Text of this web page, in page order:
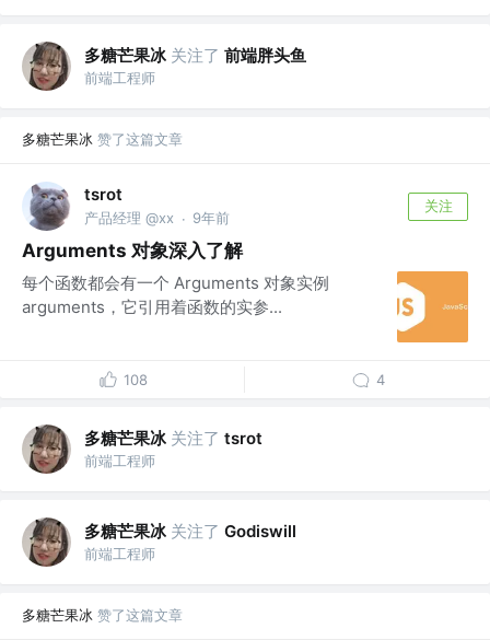
多糖芒果冰 关注了 前端胖头鱼
前端工程师
多糖芒果冰 赞了这篇文章
tsrot
产品经理 @xx · 9年前
关注
Arguments 对象深入了解
每个函数都会有一个 Arguments 对象实例
arguments，它引用着函数的实参...
108 4
多糖芒果冰 关注了 tsrot
前端工程师
多糖芒果冰 关注了 Godiswill
前端工程师
多糖芒果冰 赞了这篇文章